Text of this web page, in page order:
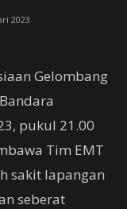
2023
Gelombang
pukul 21.00
Tim EMT
sakit lapangan
seberat